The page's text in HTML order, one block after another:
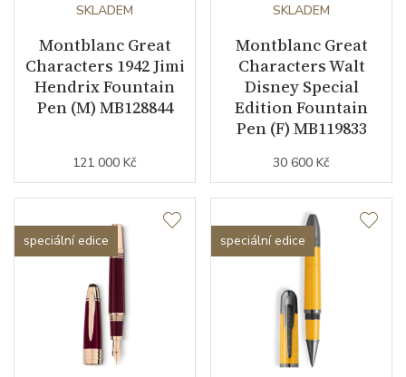
SKLADEM
Montblanc Great
Characters 1942 Jimi
Hendrix Fountain
Pen (M) MB128844
121 000 Kč
SKLADEM
Montblanc Great
Characters Walt
Disney Special
Edition Fountain
Pen (F) MB119833
30 600 Kč
speciální edice speciální edice